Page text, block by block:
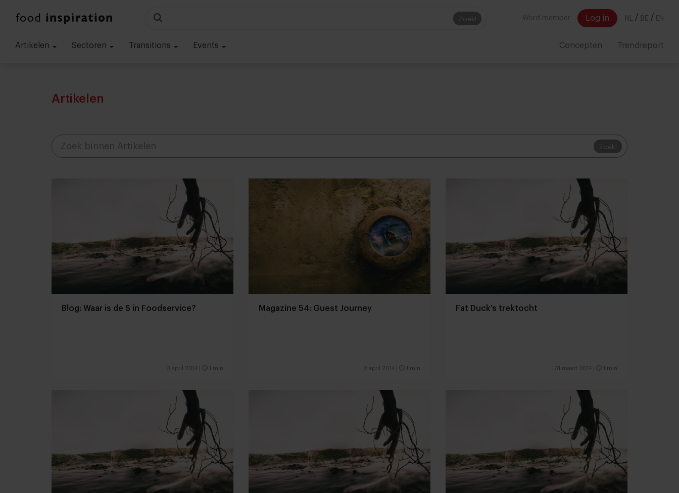
Zoek! Word member Log in NL / BE / EN
Artikelen Sectoren Transitions Events Concepten Trendreport
Artikelen
Zoek!
Blog: Waar is de S in Foodservice?
3 april 2014 1 min
Magazine 54: Guest Journey
2 april 2014 1 min
Fat Duck’s trektocht
31 maart 2014 1 min